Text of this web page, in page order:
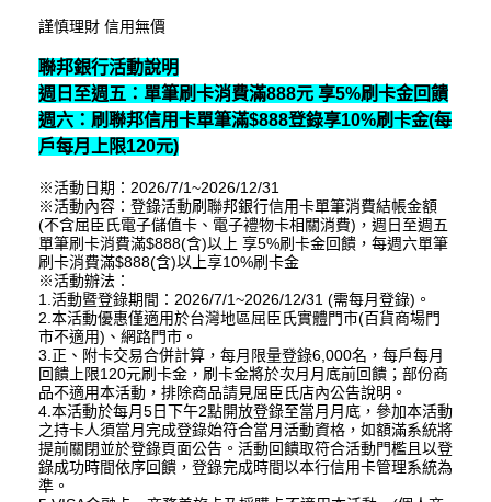
謹慎理財 信用無價
聯邦銀行活動說明
週日至週五：單筆刷卡消費滿888元 享5%刷卡金回饋
週六：刷聯邦信用卡單筆滿$888登錄享10%刷卡金(每
戶每月上限120元)
※活動日期：2026/7/1~2026/12/31
※活動內容：登錄活動刷聯邦銀行信用卡單筆消費結帳金額
(不含屈臣氏電子儲值卡、電子禮物卡相關消費)，週日至週五
單筆刷卡消費滿$888(含)以上 享5%刷卡金回饋，每週六單筆
刷卡消費滿$888(含)以上享10%刷卡金
※活動辦法：
1.活動暨登錄期間：2026/7/1~2026/12/31 (需每月登錄)。
2.本活動優惠僅適用於台灣地區屈臣氏實體門市(百貨商場門
市不適用)、網路門市。
3.正、附卡交易合併計算，每月限量登錄6,000名，每戶每月
回饋上限120元刷卡金，刷卡金將於次月月底前回饋；部份商
品不適用本活動，排除商品請見屈臣氏店內公告說明。
4.本活動於每月5日下午2點開放登錄至當月月底，參加本活動
之持卡人須當月完成登錄始符合當月活動資格，如額滿系統將
提前關閉並於登錄頁面公告。活動回饋取符合活動門檻且以登
錄成功時間依序回饋，登錄完成時間以本行信用卡管理系統為
準。